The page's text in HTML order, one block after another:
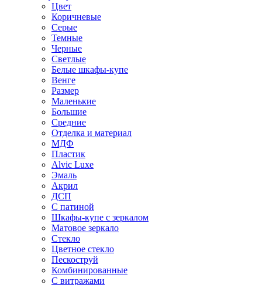
Цвет
Коричневые
Серые
Темные
Черные
Светлые
Белые шкафы-купе
Венге
Размер
Маленькие
Большие
Средние
Отделка и материал
МДФ
Пластик
Alvic Luxe
Эмаль
Акрил
ДСП
С патиной
Шкафы-купе с зеркалом
Матовое зеркало
Стекло
Цветное стекло
Пескоструй
Комбинированные
С витражами